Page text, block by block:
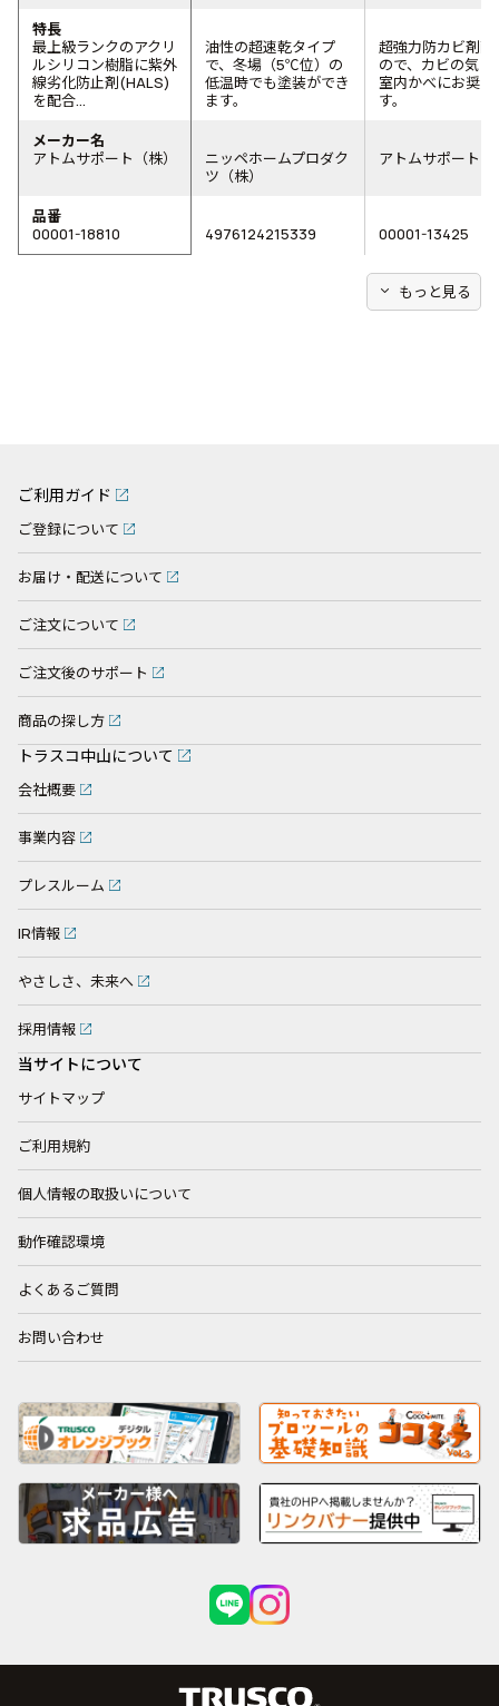
特長
最上級ランクのアクリ
ルシリコン樹脂に紫外
線劣化防止剤(HALS)
を配合...
油性の超速乾タイプ
で、冬場（5℃位）の
低温時でも塗装ができ
ます。
超強力防カビ剤配
ので、カビの気に
室内かべにお奨め
す。
メーカー名
アトムサポート（株）
ニッペホームプロダク
ツ（株）
アトムサポート（
品番
00001-18810
4976124215339 00001-13425
expand_more もっと見る
ご利用ガイド
ご登録について
お届け・配送について
ご注文について
ご注文後のサポート
商品の探し方
トラスコ中山について
会社概要
事業内容
プレスルーム
IR情報
やさしさ、未来へ
採用情報
当サイトについて
サイトマップ
ご利用規約
個人情報の取扱いについて
動作確認環境
よくあるご質問
お問い合わせ